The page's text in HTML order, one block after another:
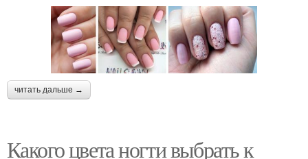
читать дальше →
Какого цвета ногти выбрать к